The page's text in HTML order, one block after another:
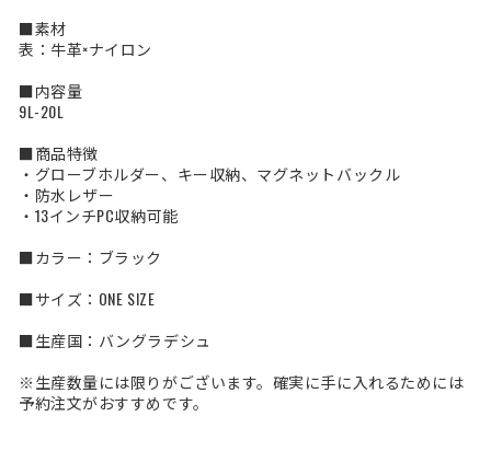
■素材
表：牛革×ナイロン
■内容量
9L-20L
■商品特徴
・グローブホルダー、キー収納、マグネットバックル
・防水レザー
・13インチPC収納可能
■カラー：ブラック
■サイズ：ONE SIZE
■生産国：バングラデシュ
※生産数量には限りがございます。確実に手に入れるためには
予約注文がおすすめです。